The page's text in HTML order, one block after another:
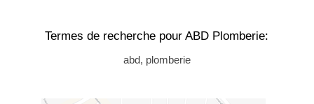
Termes de recherche pour ABD Plomberie:
abd, plomberie